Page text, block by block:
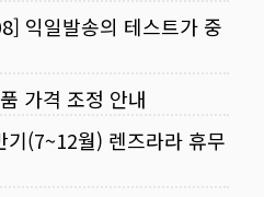
익일발송의 테스트가 중
가격 조정 안내
기(7~12월) 렌즈라라 휴무